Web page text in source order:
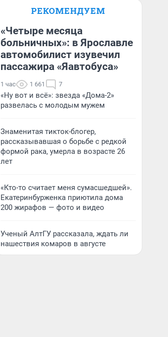
РЕКОМЕНДУЕМ
«Четыре месяца
больничных»: в Ярославле
автомобилист изувечил
пассажира «Яавтобуса»
1 час 1 661 7
«Ну вот и всё»: звезда «Дома-2»
развелась с молодым мужем
Знаменитая тикток-блогер,
рассказывавшая о борьбе с редкой
формой рака, умерла в возрасте 26
лет
«Кто-то считает меня сумасшедшей».
Екатеринбурженка приютила дома
200 жирафов — фото и видео
Ученый АлтГУ рассказала, ждать ли
нашествия комаров в августе